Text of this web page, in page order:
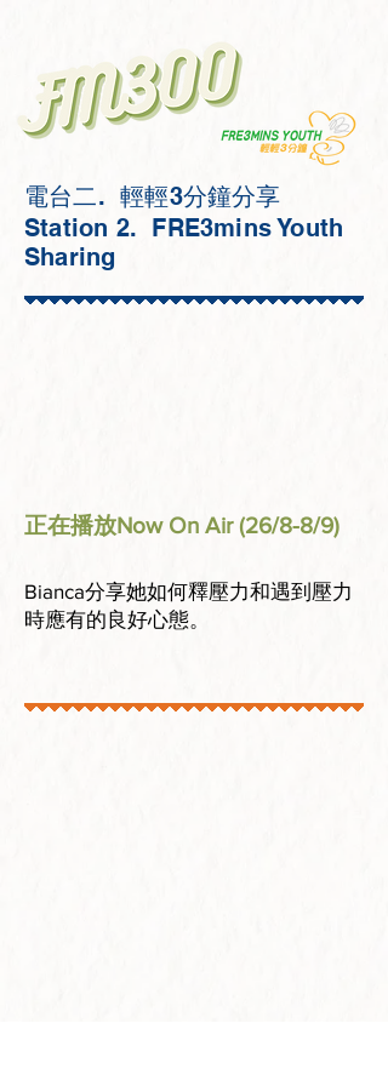
電台二. 輕輕3分鐘分享​
Station 2. FRE3mins Youth
Sharing
正在播放Now On Air (26/8-8/9)
Bianca分享她如何釋壓力和遇到壓力
時應有的良好心態。